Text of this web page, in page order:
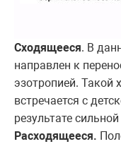
Сходящееся. В
направлен к
эзотропией. Такой
встречается с
результате
Расходящееся.